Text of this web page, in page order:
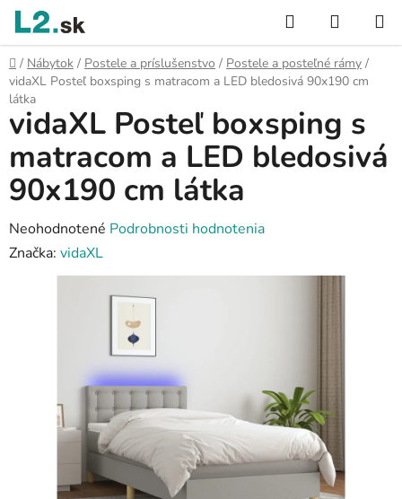
Prejsť
obsah
Hľadať
KOŠÍK
Domov
/ Nábytok / Postele a príslušenstvo / Postele a posteľné rámy /
vidaXL Posteľ boxsping s matracom a LED bledosivá 90x190 cm
látka
vidaXL Posteľ boxsping s
matracom a LED bledosivá
90x190 cm látka
Priemerné
hodnotenie
produktu
Neohodnotené Podrobnosti hodnotenia
Značka: vidaXL